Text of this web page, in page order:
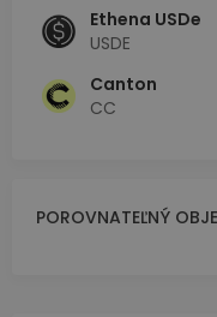
Ethena USDe
USDE
Canton
CC
POROVNATEĽNÝ